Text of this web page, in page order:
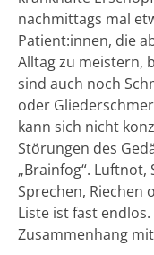
nachmittags mal
Patient:innen, die
Alltag zu meistern,
sind auch noch
oder
kann sich nicht
Störungen des
„Brainfog“.
Sprechen, Riechen
Liste ist fast
Zusammenhang